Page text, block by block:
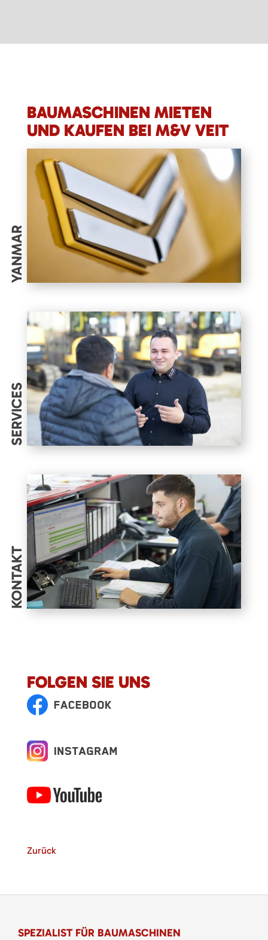
BAUMASCHINEN MIETEN
UND KAUFEN BEI M&V VEIT
YANMAR
SERVICES
KONTAKT
FOLGEN SIE UNS
Zurück
SPEZIALIST FÜR BAUMASCHINEN